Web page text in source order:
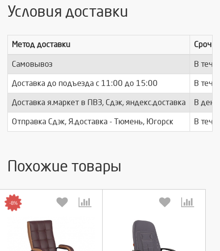
Условия доставки
Метод доставки
Самовывоз В
Доставка до подъезда c 11:00 до 15:00 В
Доставка я.маркет в ПВЗ, Сдэк, яндекс.доставка В день
Отправка Сдэк, Я.доставка - Тюмень, Югорск В
Похожие товары
-8%